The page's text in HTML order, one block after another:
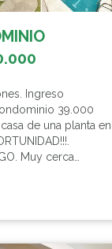
Ingreso
39.000
de una planta en
Muy cerca…